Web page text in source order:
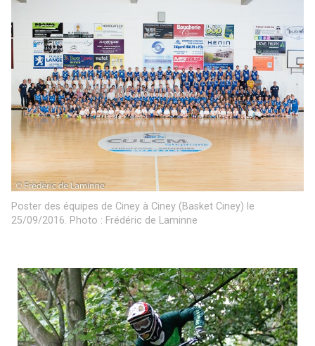
Poster des équipes de Ciney à Ciney (Basket Ciney) le
25/09/2016. Photo : Frédéric de Laminne